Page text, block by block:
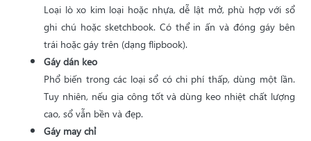
Loại lò xo kim loại hoặc nhựa, dễ lật mở, phù hợp với sổ
ghi chú hoặc sketchbook. Có thể in ấn và đóng gáy bên
trái hoặc gáy trên (dạng flipbook).
Gáy dán keo
Phổ biến trong các loại sổ có chi phí thấp, dùng một lần.
Tuy nhiên, nếu gia công tốt và dùng keo nhiệt chất lượng
cao, sổ vẫn bền và đẹp.
Gáy may chỉ